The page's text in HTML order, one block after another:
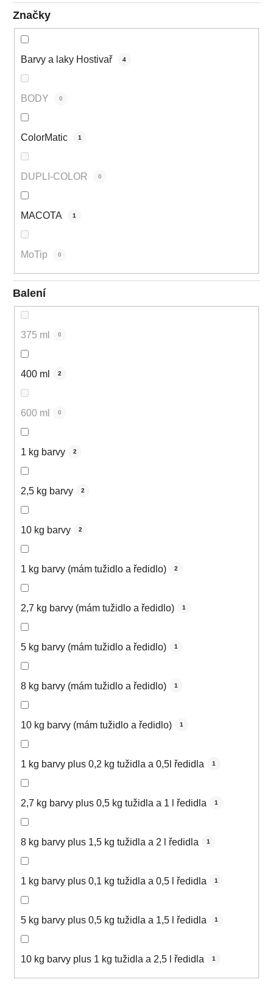
Značky
Barvy a laky Hostivař 4
BODY 0
ColorMatic 1
DUPLI-COLOR 0
MACOTA 1
MoTip 0
Balení
375 ml 0
400 ml 2
600 ml 0
1 kg barvy 2
2,5 kg barvy 2
10 kg barvy 2
1 kg barvy (mám tužidlo a ředidlo) 2
2,7 kg barvy (mám tužidlo a ředidlo) 1
5 kg barvy (mám tužidlo a ředidlo) 1
8 kg barvy (mám tužidlo a ředidlo) 1
10 kg barvy (mám tužidlo a ředidlo) 1
1 kg barvy plus 0,2 kg tužidla a 0,5l ředidla 1
2,7 kg barvy plus 0,5 kg tužidla a 1 l ředidla 1
8 kg barvy plus 1,5 kg tužidla a 2 l ředidla 1
1 kg barvy plus 0,1 kg tužidla a 0,5 l ředidla 1
5 kg barvy plus 0,5 kg tužidla a 1,5 l ředidla 1
10 kg barvy plus 1 kg tužidla a 2,5 l ředidla 1